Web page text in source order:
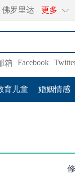
佛罗里达 更多
箱 Facebook
育儿童 婚姻情感